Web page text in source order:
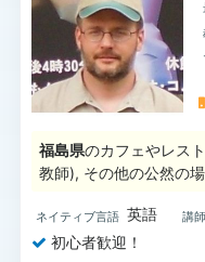
福島県のカフェやレス
教師), その他の公然の
ネイティブ言語 英語 講
初心者歓迎！